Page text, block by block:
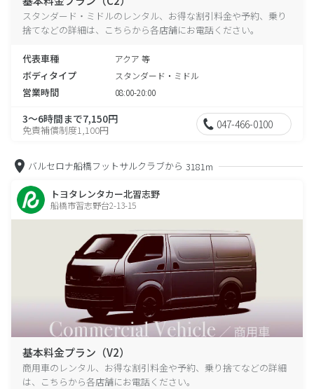
スタンダード・ミドルのレンタル、お得な割引料金や予約、乗り
捨てなどの詳細は、こちらから各店舗にお電話ください。
代表車種 アクア 等
ボディタイプ スタンダード・ミドル
営業時間 08:00-20:00
3～6時間まで7,150円
免責補償制度1,100円 047-466-0100
バルセロナ船橋フットサルクラブから 3181m
トヨタレンタカー北習志野
船橋市習志野台2-13-15
基本料金プラン（V2）
商用車のレンタル、お得な割引料金や予約、乗り捨てなどの詳細
は、こちらから各店舗にお電話ください。